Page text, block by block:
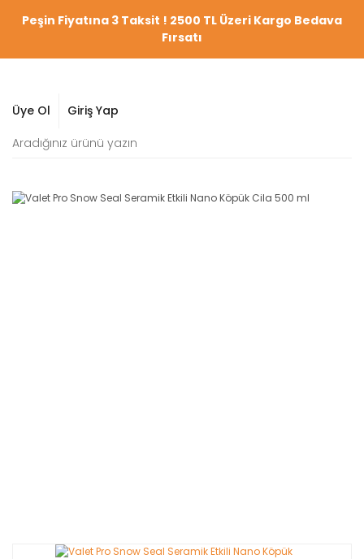
Peşin Fiyatına 3 Taksit ! 2500 TL Üzeri Kargo Bedava
Fırsatı
Üye Ol Giriş Yap